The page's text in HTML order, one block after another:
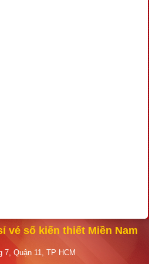
vé số kiến thiết Miền Nam
Quận 11, TP HCM